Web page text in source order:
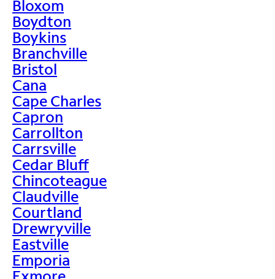
Bloxom
Boydton
Boykins
Branchville
Bristol
Cana
Cape Charles
Capron
Carrollton
Carrsville
Cedar Bluff
Chincoteague
Claudville
Courtland
Drewryville
Eastville
Emporia